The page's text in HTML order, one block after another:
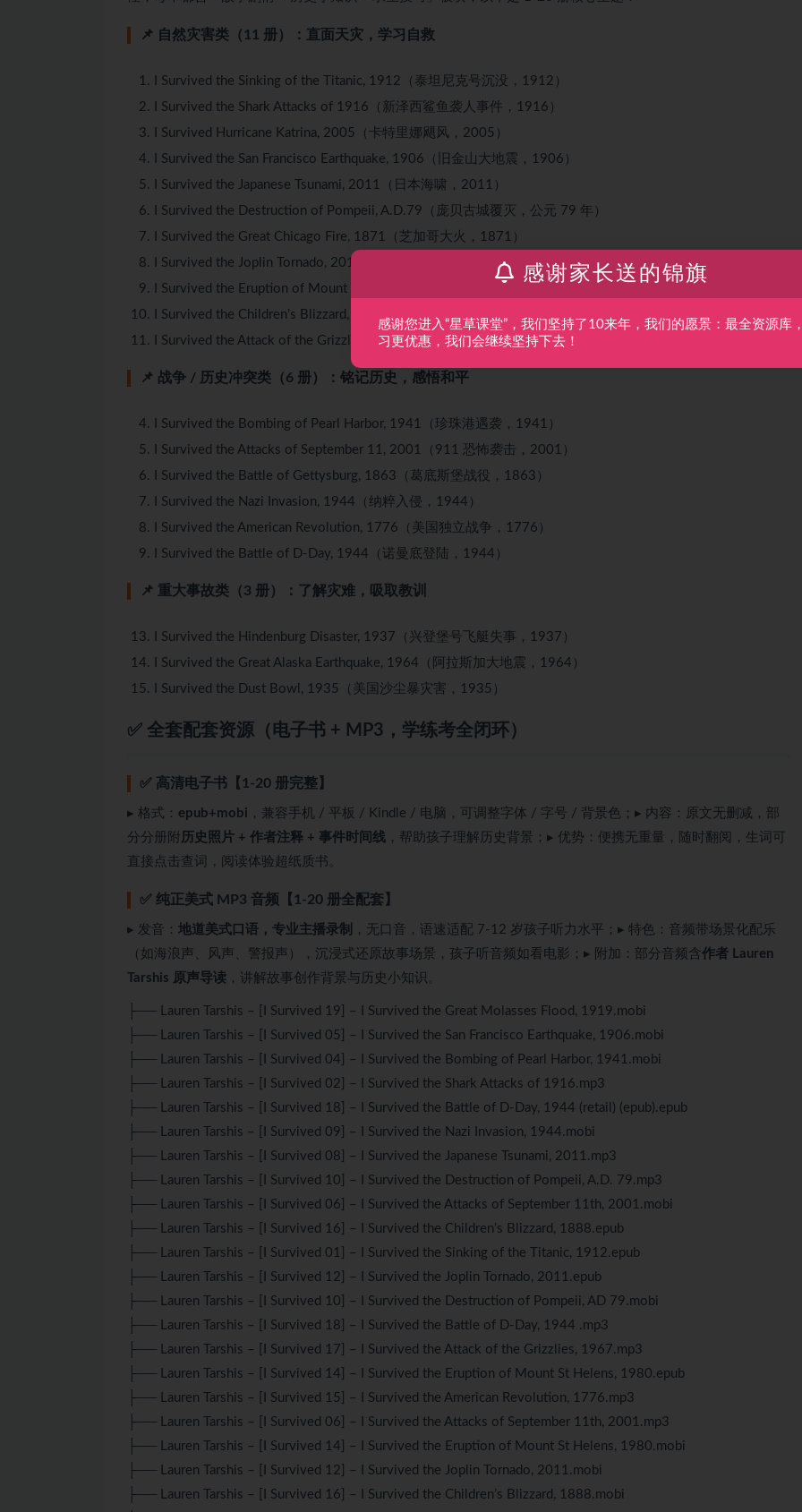
📌 自然灾害类（11 册）：直面天灾，学习自救
I Survived the Sinking of the Titanic, 1912（泰坦尼克号沉没，1912）
I Survived the Shark Attacks of 1916（新泽西鲨鱼袭人事件，1916）
I Survived Hurricane Katrina, 2005（卡特里娜飓风，2005）
I Survived the San Francisco Earthquake, 1906（旧金山大地震，1906）
I Survived the Japanese Tsunami, 2011（日本海啸，2011）
I Survived the Destruction of Pompeii, A.D.79（庞贝古城覆灭，公元 79 年）
I Survived the Great Chicago Fire, 1871（芝加哥大火，1871）
I Survived the Joplin Tornado, 2011（乔普林龙卷风，2011）
I Survived the Eruption of Mount St. Helens, 1980（圣海伦斯火山喷发，1980）
I Survived the Children’s Blizzard, 1888（美国儿童暴风雪，1888）
I Survived the Attack of the Grizzlies, 1967（蒙大拿灰熊袭人事件，1967）
📌 战争 / 历史冲突类（6 册）：铭记历史，感悟和平
I Survived the Bombing of Pearl Harbor, 1941（珍珠港遇袭，1941）
I Survived the Attacks of September 11, 2001（911 恐怖袭击，2001）
I Survived the Battle of Gettysburg, 1863（葛底斯堡战役，1863）
I Survived the Nazi Invasion, 1944（纳粹入侵，1944）
I Survived the American Revolution, 1776（美国独立战争，1776）
I Survived the Battle of D-Day, 1944（诺曼底登陆，1944）
📌 重大事故类（3 册）：了解灾难，吸取教训
I Survived the Hindenburg Disaster, 1937（兴登堡号飞艇失事，1937）
I Survived the Great Alaska Earthquake, 1964（阿拉斯加大地震，1964）
I Survived the Dust Bowl, 1935（美国沙尘暴灾害，1935）
✅ 全套配套资源（电子书 + MP3，学练考全闭环）
✅ 高清电子书【1-20 册完整】
▸ 格式： epub+mobi ，兼容手机 / 平板 / Kindle / 电脑，可调整字体 / 字号 / 背景色；▸ 内容：原文无删减，部
分分册附 历史照片 + 作者注释 + 事件时间线 ，帮助孩子理解历史背景；▸ 优势：便携无重量，随时翻阅，生词可
直接点击查词，阅读体验超纸质书。
✅ 纯正美式 MP3 音频【1-20 册全配套】
▸ 发音： 地道美式口语，专业主播录制
，无口音，语速适配 7-12 岁孩子听力水平；▸ 特色：音频带场景化配乐
（如海浪声、风声、警报声），沉浸式还原故事场景，孩子听音频如看电影；▸ 附加：部分音频含作者 Lauren
Tarshis 原声导读 ，讲解故事创作背景与历史小知识。
├── Lauren Tarshis – [I Survived 19] – I Survived the Great Molasses Flood, 1919.mobi
├── Lauren Tarshis – [I Survived 05] – I Survived the San Francisco Earthquake, 1906.mobi
├── Lauren Tarshis – [I Survived 04] – I Survived the Bombing of Pearl Harbor, 1941.mobi
├── Lauren Tarshis – [I Survived 02] – I Survived the Shark Attacks of 1916.mp3
├── Lauren Tarshis – [I Survived 18] – I Survived the Battle of D-Day, 1944 (retail) (epub).epub
├── Lauren Tarshis – [I Survived 09] – I Survived the Nazi Invasion, 1944.mobi
├── Lauren Tarshis – [I Survived 08] – I Survived the Japanese Tsunami, 2011.mp3
├── Lauren Tarshis – [I Survived 10] – I Survived the Destruction of Pompeii, A.D. 79.mp3
├── Lauren Tarshis – [I Survived 06] – I Survived the Attacks of September 11th, 2001.mobi
├── Lauren Tarshis – [I Survived 16] – I Survived the Children’s Blizzard, 1888.epub
├── Lauren Tarshis – [I Survived 01] – I Survived the Sinking of the Titanic, 1912.epub
├── Lauren Tarshis – [I Survived 12] – I Survived the Joplin Tornado, 2011.epub
├── Lauren Tarshis – [I Survived 10] – I Survived the Destruction of Pompeii, AD 79.mobi
├── Lauren Tarshis – [I Survived 18] – I Survived the Battle of D-Day, 1944 .mp3
├── Lauren Tarshis – [I Survived 17] – I Survived the Attack of the Grizzlies, 1967.mp3
├── Lauren Tarshis – [I Survived 14] – I Survived the Eruption of Mount St Helens, 1980.epub
├── Lauren Tarshis – [I Survived 15] – I Survived the American Revolution, 1776.mp3
├── Lauren Tarshis – [I Survived 06] – I Survived the Attacks of September 11th, 2001.mp3
├── Lauren Tarshis – [I Survived 14] – I Survived the Eruption of Mount St Helens, 1980.mobi
├── Lauren Tarshis – [I Survived 12] – I Survived the Joplin Tornado, 2011.mobi
├── Lauren Tarshis – [I Survived 16] – I Survived the Children’s Blizzard, 1888.mobi
感谢家长送的锦旗
感谢您进入“星草课堂”，我们坚持了10来年，我们的愿景：最全资源库
习更优惠，我们会继续坚持下去！